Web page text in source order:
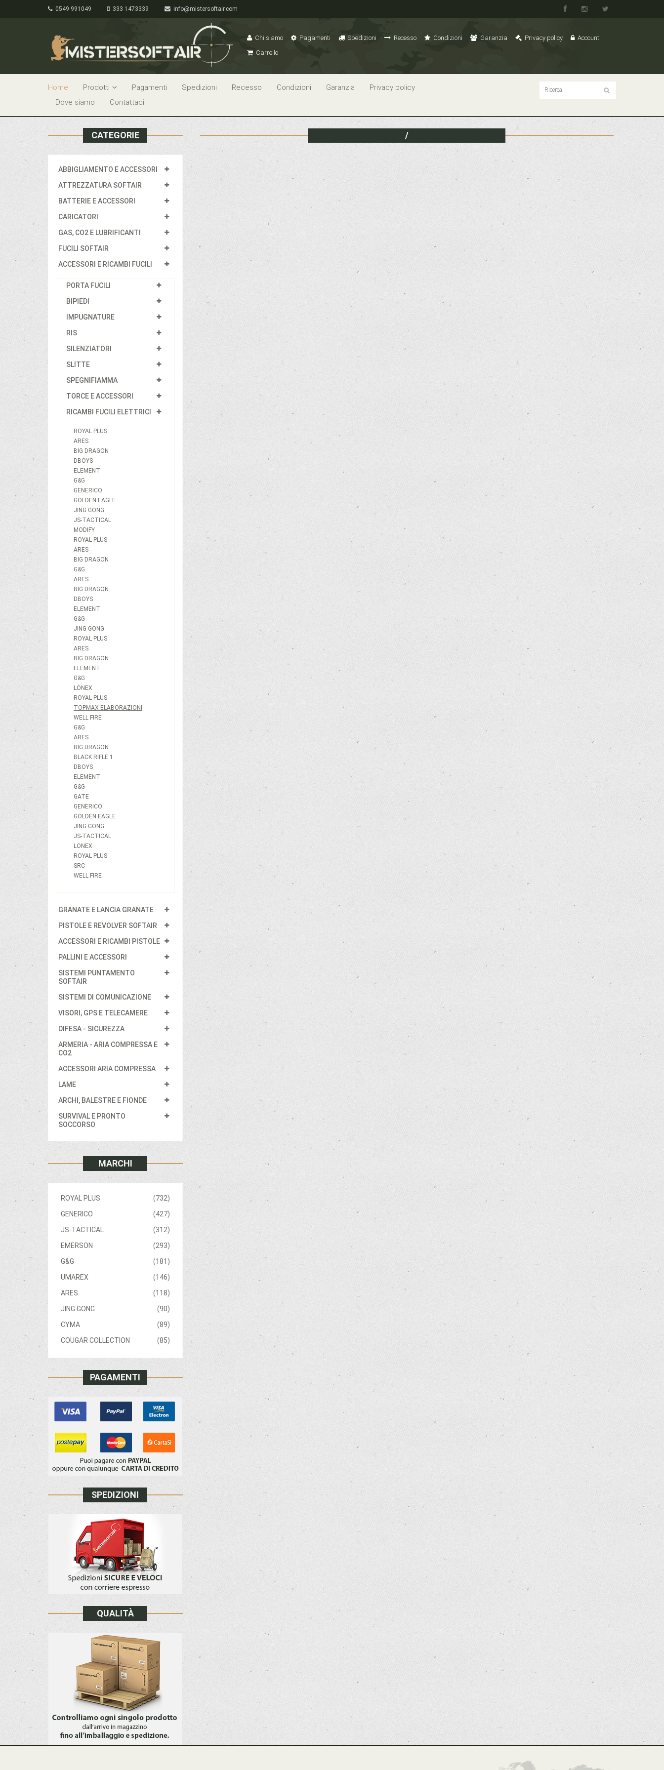
0549 991049 333 1473339 info@mistersoftair.com
Chi siamo Pagamenti Spedizioni Recesso Condizioni Garanzia Privacy policy
Account
Carrello
Home Prodotti Pagamenti Spedizioni Recesso Condizioni Garanzia
Privacy policy
Dove siamo
Contattaci
CATEGORIE
ABBIGLIAMENTO E ACCESSORI
ATTREZZATURA SOFTAIR
BATTERIE E ACCESSORI
CARICATORI
GAS, CO2 E LUBRIFICANTI
FUCILI SOFTAIR
ACCESSORI E RICAMBI FUCILI
PORTA FUCILI
BIPIEDI
IMPUGNATURE
RIS
SILENZIATORI
SLITTE
SPEGNIFIAMMA
TORCE E ACCESSORI
RICAMBI FUCILI ELETTRICI
ROYAL PLUS
ARES
BIG DRAGON
DBOYS
ELEMENT
G&G
GENERICO
GOLDEN EAGLE
JING GONG
JS-TACTICAL
MODIFY
ROYAL PLUS
ARES
BIG DRAGON
G&G
ARES
BIG DRAGON
DBOYS
ELEMENT
G&G
JING GONG
ROYAL PLUS
ARES
BIG DRAGON
ELEMENT
G&G
LONEX
ROYAL PLUS
TOPMAX ELABORAZIONI
WELL FIRE
G&G
ARES
BIG DRAGON
BLACK RIFLE 1
DBOYS
ELEMENT
G&G
GATE
GENERICO
GOLDEN EAGLE
JING GONG
JS-TACTICAL
LONEX
ROYAL PLUS
SRC
WELL FIRE
GRANATE E LANCIA GRANATE
PISTOLE E REVOLVER SOFTAIR
ACCESSORI E RICAMBI PISTOLE
PALLINI E ACCESSORI
SISTEMI PUNTAMENTO
SOFTAIR
SISTEMI DI COMUNICAZIONE
VISORI, GPS E TELECAMERE
DIFESA - SICUREZZA
ARMERIA - ARIA COMPRESSA E
CO2
ACCESSORI ARIA COMPRESSA
LAME
ARCHI, BALESTRE E FIONDE
SURVIVAL E PRONTO
SOCCORSO
MARCHI
(732)
ROYAL PLUS
(427)
GENERICO
(312)
JS-TACTICAL
(293)
EMERSON
(181)
G&G
(146)
UMAREX
(118)
ARES
(90)
JING GONG
(89)
CYMA
(85)
COUGAR COLLECTION
PAGAMENTI
SPEDIZIONI
QUALITÀ
/